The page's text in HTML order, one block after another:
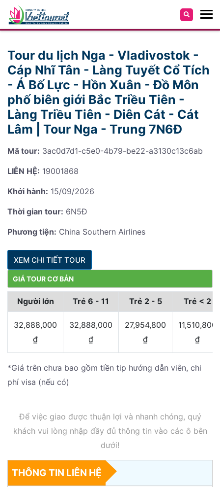
Tour du lịch Nga - Vladivostok -
Cáp Nhĩ Tân - Làng Tuyết Cổ Tích
- Á Bố Lực - Hồn Xuân - Đồ Môn
phố biên giới Bắc Triều Tiên -
Làng Triều Tiên - Diên Cát - Cát
Lâm | Tour Nga - Trung 7N6Đ
Mã tour: 3ac0d7d1-c5e0-4b79-be22-a3130c13c6ab
LIÊN HỆ: 19001868
Khởi hành: 15/09/2026
Thời gian tour: 6N5Đ
Phương tiện: China Southern Airlines
XEM CHI TIẾT TOUR
GIÁ TOUR CƠ BẢN
Người lớn Trẻ 6 - 11 Trẻ 2 - 5 Trẻ < 2
32,888,000
₫
32,888,000
₫
27,954,800
₫
11,510,800
₫
*Giá trên chưa bao gồm tiền tip hướng dẫn viên, chi
phí visa (nếu có)
Để việc giao được thuận lợi và nhanh chóng, quý
khách vui lòng nhập đầy đủ thông tin vào các ô bên
dưới!
THÔNG TIN LIÊN HỆ